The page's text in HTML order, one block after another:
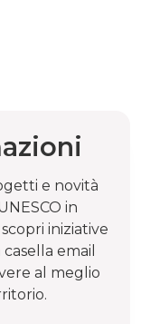
e novità
in
iniziative
email
al meglio